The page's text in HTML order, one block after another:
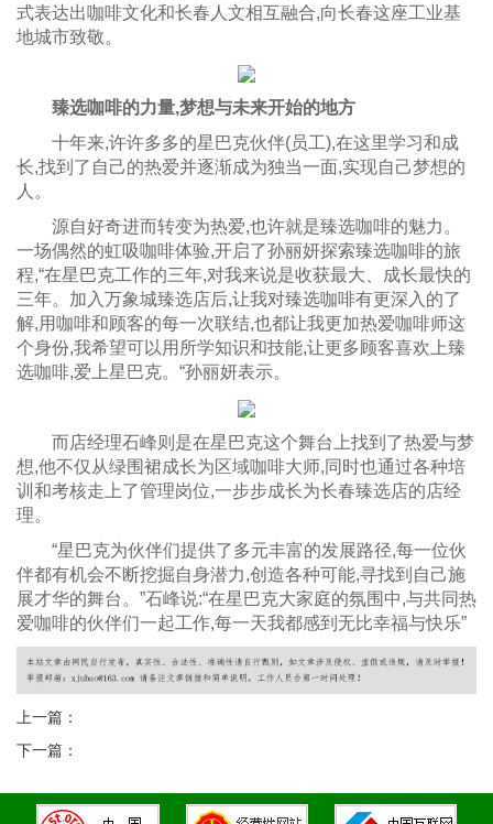
式表达出咖啡文化和长春人文相互融合,向长春这座工业基
地城市致敬。
臻选咖啡的力量,梦想与未来开始的地方
十年来,许许多多的星巴克伙伴(员工),在这里学习和成
长,找到了自己的热爱并逐渐成为独当一面,实现自己梦想的
人。
源自好奇进而转变为热爱,也许就是臻选咖啡的魅力。
一场偶然的虹吸咖啡体验,开启了孙丽妍探索臻选咖啡的旅
程,“在星巴克工作的三年,对我来说是收获最大、成长最快的
三年。加入万象城臻选店后,让我对臻选咖啡有更深入的了
解,用咖啡和顾客的每一次联结,也都让我更加热爱咖啡师这
个身份,我希望可以用所学知识和技能,让更多顾客喜欢上臻
选咖啡,爱上星巴克。“孙丽妍表示。
而店经理石峰则是在星巴克这个舞台上找到了热爱与梦
想,他不仅从绿围裙成长为区域咖啡大师,同时也通过各种培
训和考核走上了管理岗位,一步步成长为长春臻选店的店经
理。
“星巴克为伙伴们提供了多元丰富的发展路径,每一位伙
伴都有机会不断挖掘自身潜力,创造各种可能,寻找到自己施
展才华的舞台。”石峰说:“在星巴克大家庭的氛围中,与共同热
爱咖啡的伙伴们一起工作,每一天我都感到无比幸福与快乐”
上一篇：
下一篇：